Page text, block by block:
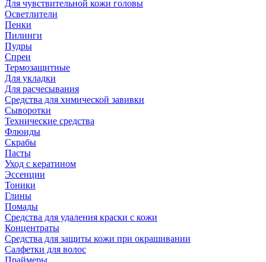
Для чувствительной кожи головы
Осветлители
Пенки
Пилинги
Пудры
Спреи
Термозащитные
Для укладки
Для расчесывания
Средства для химической завивки
Сыворотки
Технические средства
Флюиды
Скрабы
Пасты
Уход с кератином
Эссенции
Тоники
Глины
Помады
Средства для удаления краски с кожи
Концентраты
Средства для защиты кожи при окрашивании
Салфетки для волос
Праймеры